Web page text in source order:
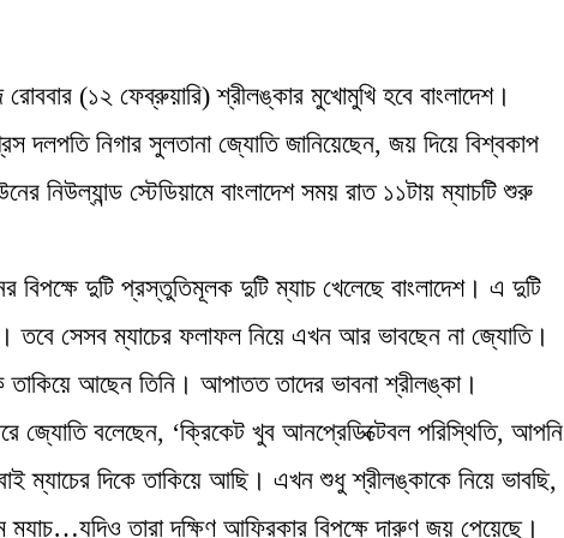
রোববার (১২ ফেব্রুয়ারি) শ্রীলঙ্কার মুখোমুখি হবে বাংলাদেশ।
দলপতি নিগার সুলতানা জ্যোতি জানিয়েছেন, জয় দিয়ে বিশ্বকাপ
নিউল্যান্ড স্টেডিয়ামে বাংলাদেশ সময় রাত ১১টায় ম্যাচটি শুরু
দুটি প্রস্তুতিমূলক দুটি ম্যাচ খেলেছে বাংলাদেশ। এ দুটি
তবে সেসব ম্যাচের ফলাফল নিয়ে এখন আর ভাবছেন না জ্যোতি।
তাকিয়ে আছেন তিনি। আপাতত তাদের ভাবনা শ্রীলঙ্কা।
জ্যোতি বলেছেন, ‘ক্রিকেট খুব আনপ্রেডিক্টেবল পরিস্থিতি, আপনি
ম্যাচের দিকে তাকিয়ে আছি। এখন শুধু শ্রীলঙ্কাকে নিয়ে ভাবছি,
তারা দক্ষিণ আফ্রিকার বিপক্ষে দারুণ জয় পেয়েছে।